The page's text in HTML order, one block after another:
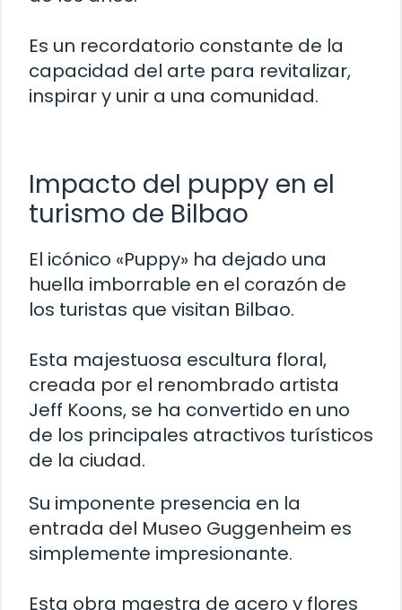
Es un recordatorio constante de la
capacidad del arte para revitalizar,
inspirar y unir a una comunidad.
Impacto del puppy en el
turismo de Bilbao
El icónico «Puppy» ha dejado una
huella imborrable en el corazón de
los turistas que visitan Bilbao.
Esta majestuosa escultura floral,
creada por el renombrado artista
Jeff Koons, se ha convertido en uno
de los principales atractivos turísticos
de la ciudad.
Su imponente presencia en la
entrada del Museo Guggenheim es
simplemente impresionante.
Esta obra maestra de acero y flores